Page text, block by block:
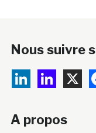
Nous suivre
A propos